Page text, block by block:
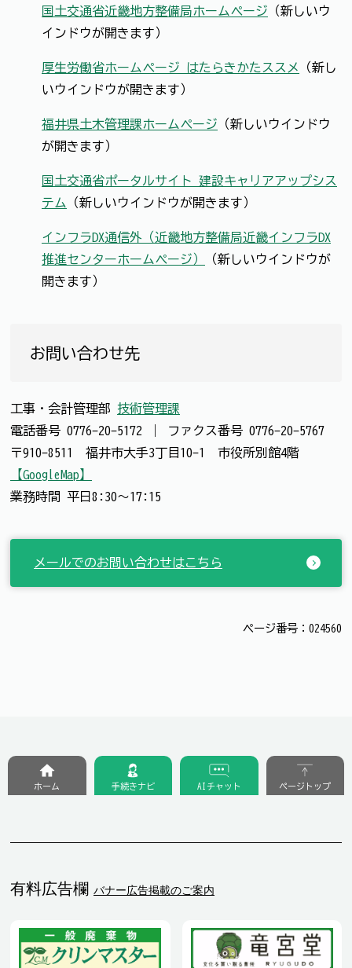
国土交通省近畿地方整備局ホームページ （新しいウ
インドウが開きます）
厚生労働省ホームページ はたらきかたススメ
（新し
いウインドウが開きます）
福井県土木管理課ホームページ （新しいウインドウ
が開きます）
国土交通省ポータルサイト 建設キャリアアップシス
テム
（新しいウインドウが開きます）
インフラDX通信外（近畿地方整備局近畿インフラDX
推進センターホームページ）
（新しいウインドウが
開きます）
お問い合わせ先
工事・会計管理部 技術管理課
電話番号 0776-20-5172 ファクス番号 0776-20-5767
〒910-8511 福井市大手3丁目10-1 市役所別館4階
【GoogleMap】
業務時間 平日8:30～17:15
メールでのお問い合わせはこちら
ページ番号：024560
有料広告欄 バナー広告掲載のご案内
ホーム 手続きナビ AIチャット ページトップ